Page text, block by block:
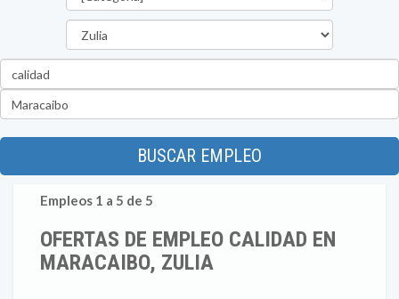
BUSCAR EMPLEO
Empleos 1 a 5 de 5
OFERTAS DE EMPLEO CALIDAD EN
MARACAIBO, ZULIA